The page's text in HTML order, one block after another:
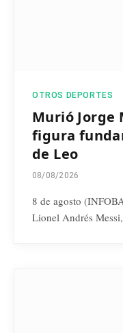
OTROS DEPORTES
Murió Jorge
figura
de Leo
08/08/2026
8 de agosto
Lionel Andrés